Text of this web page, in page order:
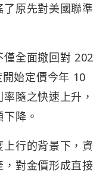
原先對美國聯準
全面撤回對 202
始定價今年 10
隨之快速上升，
降。
行的背景下，資
對金價形成直接